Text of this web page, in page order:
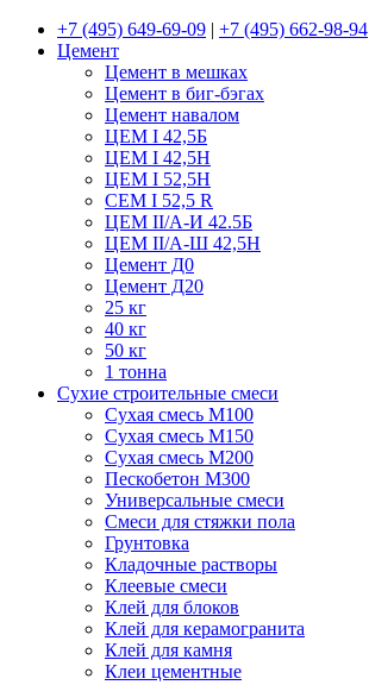
+7 (495) 649-69-09 | +7 (495) 662-98-94
Цемент
Цемент в мешках
Цемент в биг-бэгах
Цемент навалом
ЦЕМ I 42,5Б
ЦЕМ I 42,5Н
ЦЕМ I 52,5Н
CEM I 52,5 R
ЦЕМ II/А-И 42.5Б
ЦЕМ II/А-Ш 42,5Н
Цемент Д0
Цемент Д20
25 кг
40 кг
50 кг
1 тонна
Сухие строительные смеси
Сухая смесь М100
Сухая смесь М150
Сухая смесь М200
Пескобетон М300
Универсальные смеси
Смеси для стяжки пола
Грунтовка
Кладочные растворы
Клеевые смеси
Клей для блоков
Клей для керамогранита
Клей для камня
Клеи цементные